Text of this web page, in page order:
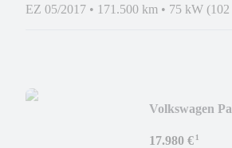
EZ 05/2017 • 171.500 km • 75 kW (102
Volkswagen
17.980 €¹